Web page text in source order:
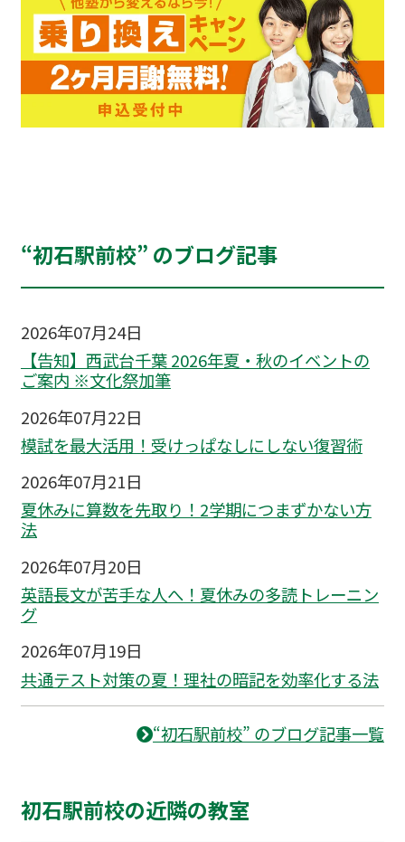
“初石駅前校” のブログ記事
2026年07月24日
【告知】西武台千葉 2026年夏・秋のイベントの
ご案内 ※文化祭加筆
2026年07月22日
模試を最大活用！受けっぱなしにしない復習術
2026年07月21日
夏休みに算数を先取り！2学期につまずかない方
法
2026年07月20日
英語長文が苦手な人へ！夏休みの多読トレーニン
グ
2026年07月19日
共通テスト対策の夏！理社の暗記を効率化する法
“初石駅前校” のブログ記事一覧
初石駅前校の近隣の教室